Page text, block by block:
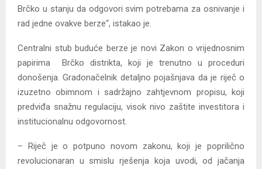
Brčko u stanju da odgovori svim potrebama za osnivanje i
rad jedne ovakve berze“, istakao je.
Centralni stub buduće berze je novi Zakon o vrijednosnim
papirima Brčko distrikta, koji je trenutno u proceduri
donošenja. Gradonačelnik detaljno pojašnjava da je riječ o
izuzetno obimnom i sadržajno zahtjevnom propisu, koji
predviđa snažnu regulaciju, visok nivo zaštite investitora i
institucionalnu odgovornost.
– Riječ je o potpuno novom zakonu, koji je poprilično
revolucionaran u smislu rješenja koja uvodi, od jačanja